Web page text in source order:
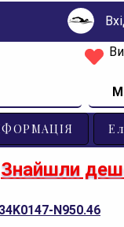
N950.46
Знайшли